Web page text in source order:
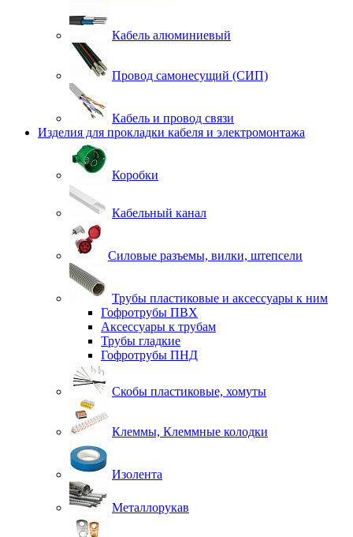
Кабель алюминиевый
Провод самонесущий (СИП)
Кабель и провод связи
Изделия для прокладки кабеля и электромонтажа
Коробки
Кабельный канал
Силовые разъемы, вилки, штепсели
Трубы пластиковые и аксессуары к ним
Гофротрубы ПВХ
Аксессуары к трубам
Трубы гладкие
Гофротрубы ПНД
Скобы пластиковые, хомуты
Клеммы, Клеммные колодки
Изолента
Металлорукав